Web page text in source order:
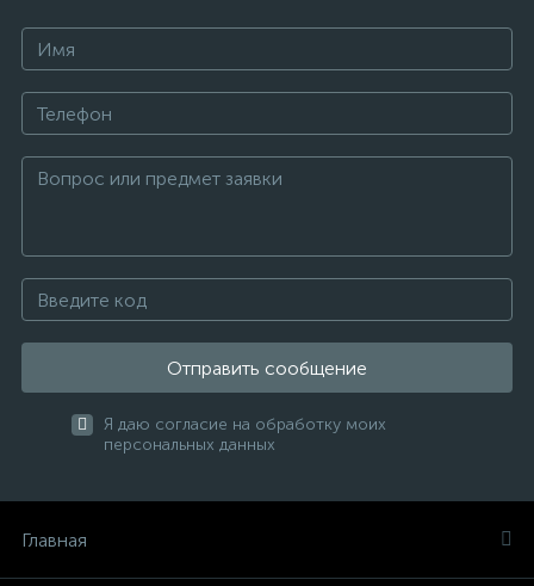
Отправить сообщение
Я даю согласие на обработку моих
персональных данных
Главная